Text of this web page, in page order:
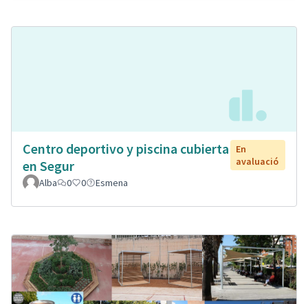
Centro deportivo y piscina cubierta
en Segur
En
avaluació
Alba
0 0 Esmena